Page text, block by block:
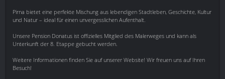
Pirna bietet eine perfekte Mischung aus lebendigen Stadtleben, Geschichte, Kultur
und Natur – ideal für einen unvergesslichen Aufenthalt.
Unsere Pension Donatus ist offizielles Mitglied des Malerweges und kann als
Unterkunft der 8. Etappe gebucht werden.
Weitere Informationen finden Sie auf unserer Website! Wir freuen uns auf Ihren
Besuch!